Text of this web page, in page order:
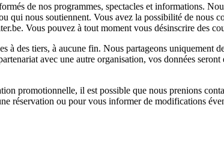
de nos programmes, spectacles et informations.
qui nous soutiennent. Vous avez la possibilité de
. Vous pouvez à tout moment vous désinscrire des
à des tiers, à aucune fin. Nous partageons
avec une autre organisation, vos données
promotionnelle, il est possible que nous prenions
réservation ou pour vous informer de modifications